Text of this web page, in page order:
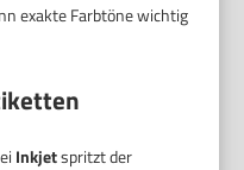
exakte Farbtöne wichtig
Inkjetspritzt der